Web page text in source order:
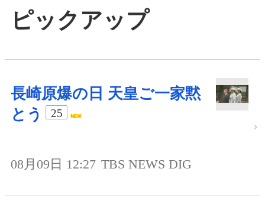
ピックアップ
長崎原爆の日 天皇ご一家黙
とう
25
08月09日 12:27 TBS NEWS DIG